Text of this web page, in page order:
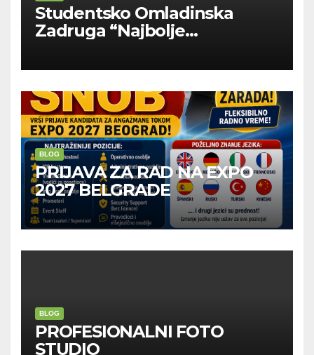
Studentsko Omladinska
Zadruga “Najbolje
BLOG
PRIJAVA ZA RAD NA EXPO
2027 BELGRADE
BLOG
PROFESIONALNI FOTO
STUDIO